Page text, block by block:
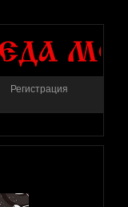
Регистрация